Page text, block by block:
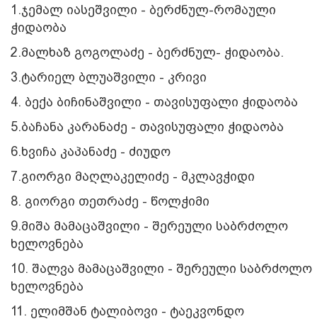
1.ჯემალ იასეშვილი - ბერძნულ-რომაული
ჭიდაობა
2.მალხაზ გოგოლაძე - ბერძნულ- ჭიდაობა.
3.ტარიელ ბლუაშვილი - კრივი
4. ბექა ბიჩინაშვილი - თავისუფალი ჭიდაობა
5.ბაჩანა კარანაძე - თავისუფალი ჭიდაობა
6.ხვიჩა კაპანაძე - ძიუდო
7.გიორგი მაღლაკელიძე - მკლავჭიდი
8. გიორგი თეთრაძე - წოლჭიმი
9.მიშა მამაცაშვილი - შერეული საბრძოლო
ხელოვნება
10. შალვა მამაცაშვილი - შერეული საბრძოლო
ხელოვნება
11. ელიმშან ტალიბოვი - ტაეკვონდო